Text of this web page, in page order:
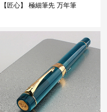
【匠心】 極細筆先 万年筆